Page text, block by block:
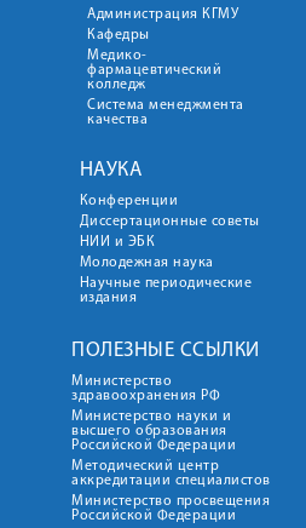
Администрация КГМУ
Кафедры
Медико-
фармацевтический
колледж
Система менеджмента
качества
НАУКА
Конференции
Диссертационные советы
НИИ и ЭБК
Молодежная наука
Научные периодические
издания
ПОЛЕЗНЫЕ ССЫЛКИ
Министерство
здравоохранения РФ
Министерство науки и
высшего образования
Российской Федерации
Методический центр
аккредитации специалистов
Министерство просвещения
Российской Федерации